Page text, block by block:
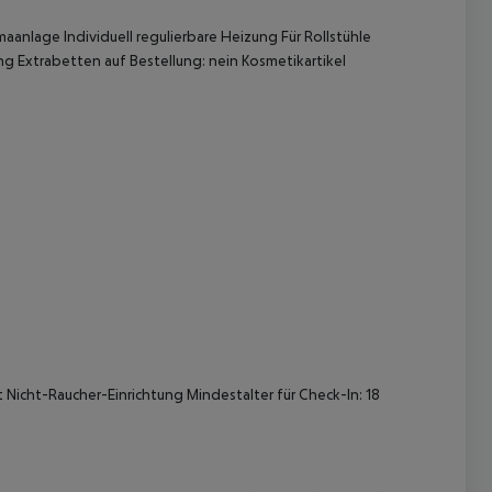
Individuell regulierbare Heizung Für Rollstühle
Extrabetten auf Bestellung: nein Kosmetikartikel
Raucher-Einrichtung Mindestalter für Check-In: 18